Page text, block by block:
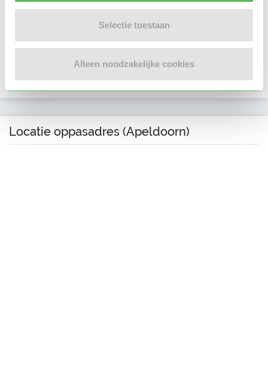
Selectie toestaan
Alleen noodzakelijke cookies
Telefoonnummer is geverifieerd
Locatie oppasadres (Apeldoorn)